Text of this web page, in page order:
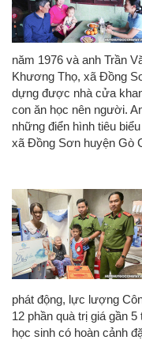
năm 1976 và anh Trần
Khương Thọ, xã Đồng
dựng được nhà cửa
con ăn học nên người.
những điển hình tiêu
xã Đồng Sơn huyện Gò
phát động, lực lượng
12 phần quà trị giá gần
học sinh có hoàn cảnh